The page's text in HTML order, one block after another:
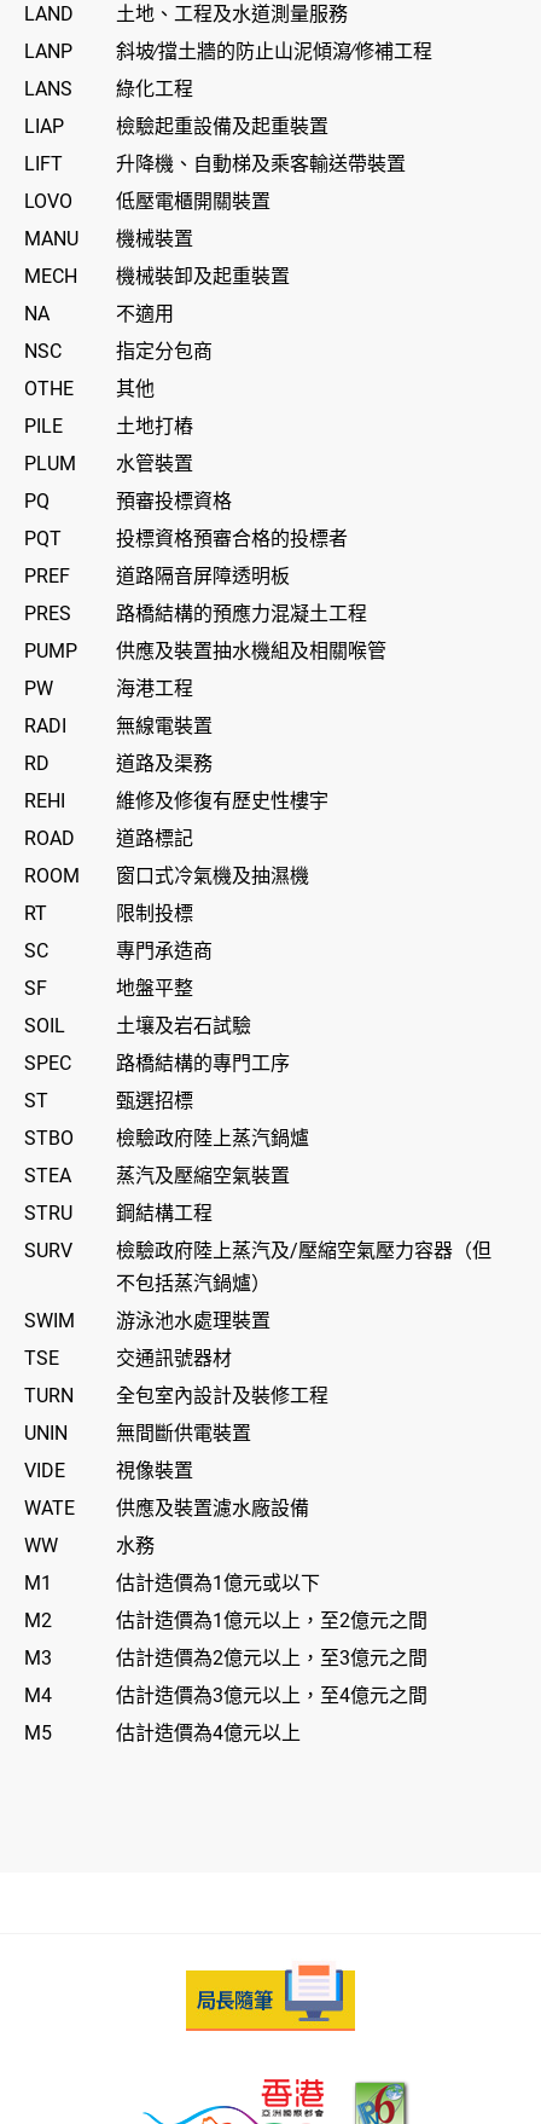
LAND
土地、工程及水道測量服務
LANP
斜坡∕擋土牆的防止山泥傾瀉∕修補工程
LANS
綠化工程
LIAP
檢驗起重設備及起重裝置
LIFT
升降機、自動梯及乘客輸送帶裝置
LOVO
低壓電櫃開關裝置
MANU
機械裝置
MECH
機械裝卸及起重裝置
NA
不適用
NSC
指定分包商
OTHE
其他
PILE
土地打樁
PLUM
水管裝置
PQ
預審投標資格
PQT
投標資格預審合格的投標者
PREF
道路隔音屏障透明板
PRES
路橋結構的預應力混凝土工程
PUMP
供應及裝置抽水機組及相關喉管
PW
海港工程
RADI
無線電裝置
RD
道路及渠務
REHI
維修及修復有歷史性樓宇
ROAD
道路標記
ROOM
窗口式冷氣機及抽濕機
RT
限制投標
SC
專門承造商
SF
地盤平整
SOIL
土壤及岩石試驗
SPEC
路橋結構的專門工序
ST
甄選招標
STBO
檢驗政府陸上蒸汽鍋爐
STEA
蒸汽及壓縮空氣裝置
STRU
鋼結構工程
SURV
檢驗政府陸上蒸汽及/壓縮空氣壓力容器（但
不包括蒸汽鍋爐）
SWIM
游泳池水處理裝置
TSE
交通訊號器材
TURN
全包室內設計及裝修工程
UNIN
無間斷供電裝置
VIDE
視像裝置
WATE
供應及裝置濾水廠設備
WW
水務
M1
估計造價為1億元或以下
M2
估計造價為1億元以上，至2億元之間
M3
估計造價為2億元以上，至3億元之間
M4
估計造價為3億元以上，至4億元之間
M5
估計造價為4億元以上